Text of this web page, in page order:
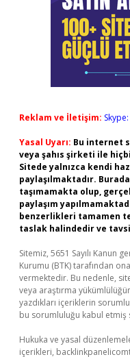
Reklam ve İletişim:
Yasal Uyarı: Bu internet
veya şahıs şirketi ile
Sitede yalnızca kendi
paylaşılmaktadır.
taşımamakta olup,
paylaşım
benzerlikleri tamamen
taslak halindedir ve
Sitemiz, 5651 Sayılı Kanun
Kurumu (BTK) tarafından
vermektedir. Bu nedenle,
veya araştırma
yazdıkları içeriklerin
bu sorumluluğu kabul etmiş
Hukuka ve yasal
içerikleri,